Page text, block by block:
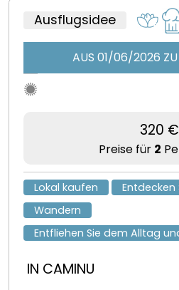
Ausflugsidee
AUS 01/06/2026
320 €
Preise für 2
Lokal kaufen
Entdecken
Wandern
Entfliehen Sie dem Alltag
IN CAMINU